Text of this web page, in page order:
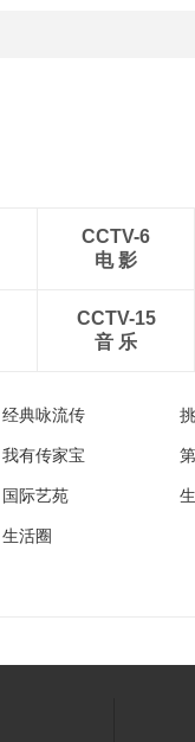
CCTV-6
电 影
CCTV-15
音 乐
经典咏流传
我有传家宝
国际艺苑
生活圈